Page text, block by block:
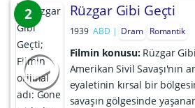
2 Rüzgar Gibi Geçti
1939 ABD Dram Romantik
Filmin konusu: Rüzgar
Amerikan Sivil Savaşı'nın
eyaletinin kırsal bir
savaşın gölgesinde